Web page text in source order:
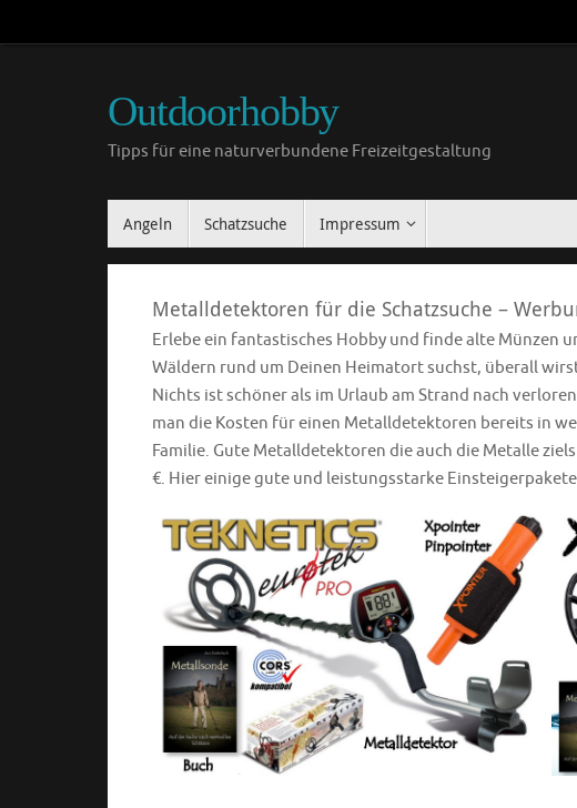
Outdoorhobby
Tipps für eine naturverbundene Freizeitgestaltung
Angeln Schatzsuche Impressum
Metalldetektoren für die Schatzsuche –
Erlebe ein fantastisches Hobby und finde alte Münzen
Wäldern rund um Deinen Heimatort suchst, überall
Nichts ist schöner als im Urlaub am Strand nach
man die Kosten für einen Metalldetektoren bereits in
Familie. Gute Metalldetektoren die auch die Metalle
€. Hier einige gute und leistungsstarke